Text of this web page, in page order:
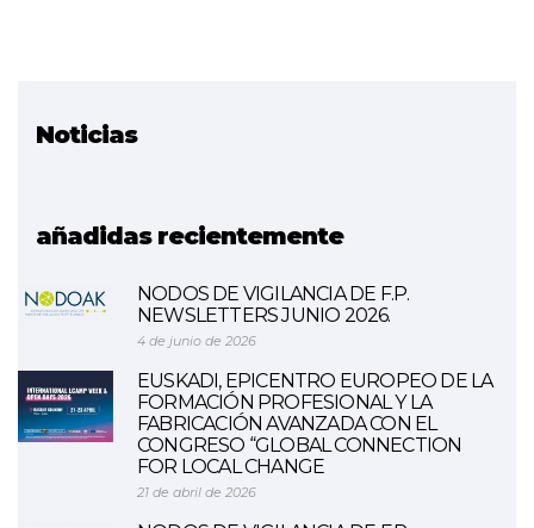
Noticias
añadidas recientemente
NODOS DE VIGILANCIA DE F.P.
NEWSLETTERS JUNIO 2026.
4 de junio de 2026
EUSKADI, EPICENTRO EUROPEO DE LA
FORMACIÓN PROFESIONAL Y LA
FABRICACIÓN AVANZADA CON EL
CONGRESO “GLOBAL CONNECTION
FOR LOCAL CHANGE
21 de abril de 2026